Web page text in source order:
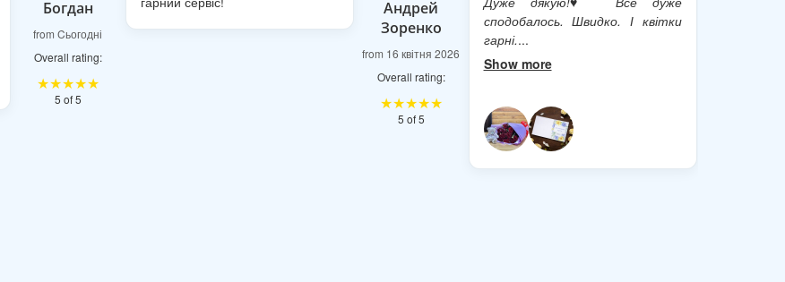
Богдан
from Cьогодні
Overall rating:
★★★★★
5 of 5
Андрей
Зоренко
from 16 квітня 2026
Overall rating:
★★★★★
5 of 5
сподобалось. Швидко. І квітки
гарні....
Show more